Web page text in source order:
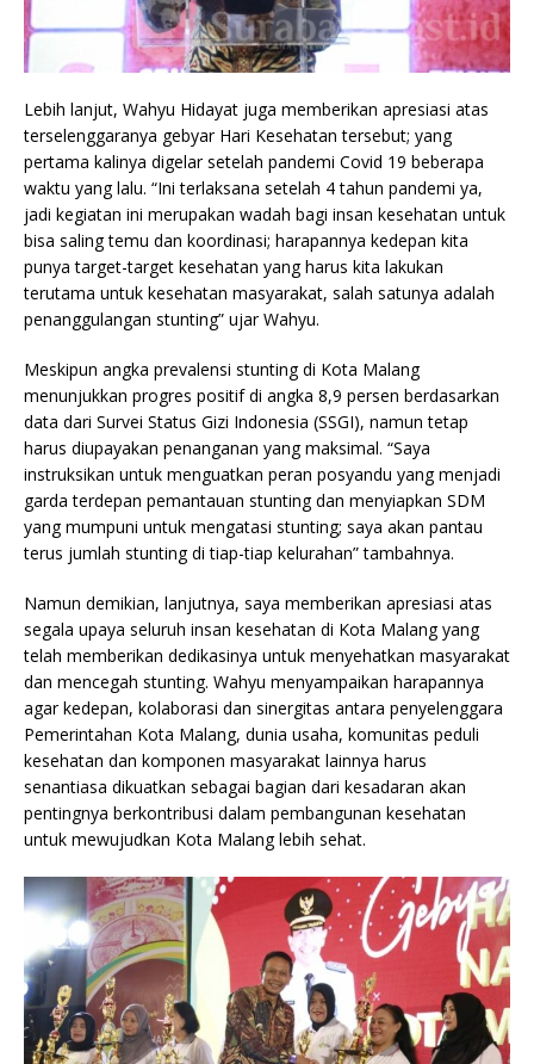
Lebih lanjut, Wahyu Hidayat juga memberikan apresiasi atas
terselenggaranya gebyar Hari Kesehatan tersebut; yang
pertama kalinya digelar setelah pandemi Covid 19 beberapa
waktu yang lalu. “Ini terlaksana setelah 4 tahun pandemi ya,
jadi kegiatan ini merupakan wadah bagi insan kesehatan untuk
bisa saling temu dan koordinasi; harapannya kedepan kita
punya target-target kesehatan yang harus kita lakukan
terutama untuk kesehatan masyarakat, salah satunya adalah
penanggulangan stunting” ujar Wahyu.
Meskipun angka prevalensi stunting di Kota Malang
menunjukkan progres positif di angka 8,9 persen berdasarkan
data dari Survei Status Gizi Indonesia (SSGI), namun tetap
harus diupayakan penanganan yang maksimal. “Saya
instruksikan untuk menguatkan peran posyandu yang menjadi
garda terdepan pemantauan stunting dan menyiapkan SDM
yang mumpuni untuk mengatasi stunting; saya akan pantau
terus jumlah stunting di tiap-tiap kelurahan” tambahnya.
Namun demikian, lanjutnya, saya memberikan apresiasi atas
segala upaya seluruh insan kesehatan di Kota Malang yang
telah memberikan dedikasinya untuk menyehatkan masyarakat
dan mencegah stunting. Wahyu menyampaikan harapannya
agar kedepan, kolaborasi dan sinergitas antara penyelenggara
Pemerintahan Kota Malang, dunia usaha, komunitas peduli
kesehatan dan komponen masyarakat lainnya harus
senantiasa dikuatkan sebagai bagian dari kesadaran akan
pentingnya berkontribusi dalam pembangunan kesehatan
untuk mewujudkan Kota Malang lebih sehat.